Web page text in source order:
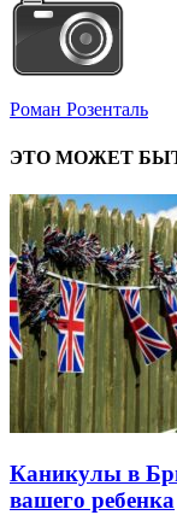
Роман Розенталь
ЭТО МОЖЕТ
Каникулы в
вашего ребенка